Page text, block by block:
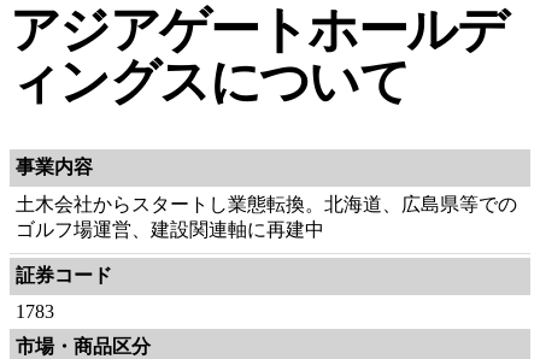
アジアゲートホールデ
ィングスについて
事業内容
土木会社からスタートし業態転換。北海道、広島県等での
ゴルフ場運営、建設関連軸に再建中
証券コード
1783
市場・商品区分